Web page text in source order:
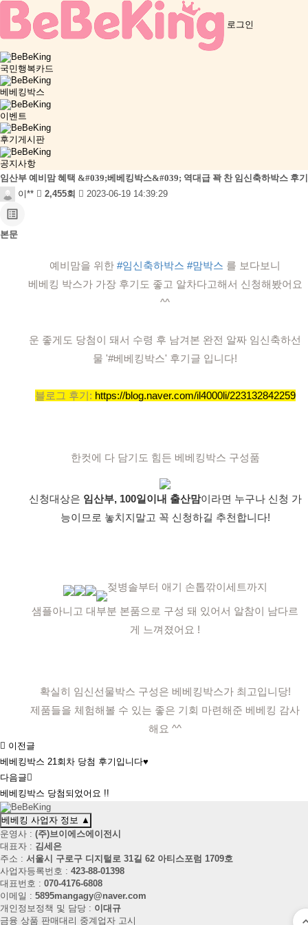
로그인
국민행복카드
베베킹박스
이벤트
후기게시판
공지사항
임산부 예비맘 혜택 &#039;베베킹박스&#039; 역대급 꽉 찬 임신축하박스 후기
이**
2,455회 2023-06-19 14:39:29
list_alt
본문
예비맘을 위한 #임신축하박스 #맘박스 를 보다보니
베베킹 박스가 가장 후기도 좋고 알차다고해서 신청해봤어요
^^
운 좋게도 당첨이 돼서 수령 후 남겨본 완전 알짜 임신축하선
물 '#베베킹박스' 후기글 입니다!
블로그 후기: https://blog.naver.com/il4000li/223132842259
한컷에 다 담기도 힘든 베베킹박스 구성품
신청대상은 임산부, 100일이내 출산맘이라면 누구나 신청 가
능이므로 놓치지말고 꼭 신청하길 추천합니다!
젖병솔부터 애기 손톱깎이세트까지
샘플아니고 대부분 본품으로 구성 돼 있어서 알참이 남다르
게 느껴졌어요 !
확실히 임신선물박스 구성은 베베킹박스가 최고입니당!
제품들을 체험해볼 수 있는 좋은 기회 마련해준 베베킹 감사
해요 ^^
이전글
베베킹박스 21회차 당첨 후기입니다♥
다음글
베베킹박스 당첨되었어요 !!
베베킹 사업자 정보 ▲
운영사 : (주)브이에스에이전시
대표자 : 김세은
주소 : 서울시 구로구 디지털로 31길 62 아티스포럼 1709호
사업자등록번호 : 423-88-01398
대표번호 : 070-4176-6808
이메일 : 5895mangagy@naver.com
개인정보정책 및 담당 : 이대규
금융 상품 판매대리 중계업자 고시